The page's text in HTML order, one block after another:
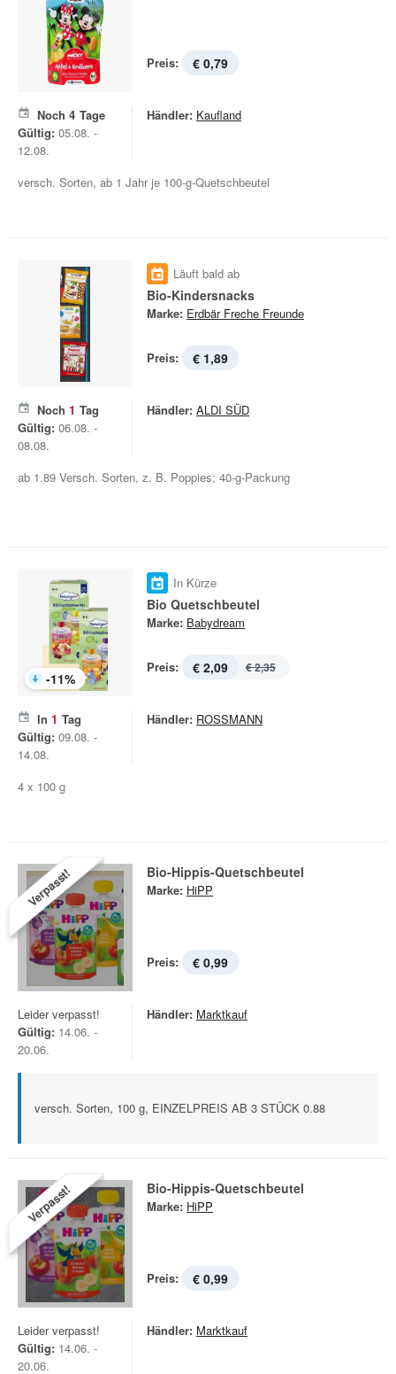
Preis: € 0,79
Noch 4 Tage
Gültig: 05.08. -
12.08.
Händler: Kaufland
versch. Sorten, ab 1 Jahr je 100-g-Quetschbeutel
Läuft bald ab
Bio-Kindersnacks
Marke: Erdbär Freche Freunde
Preis: € 1,89
Noch 1 Tag
Gültig: 06.08. -
08.08.
Händler: ALDI SÜD
ab 1.89 Versch. Sorten, z. B. Poppies; 40-g-Packung
-11%
In Kürze
Bio Quetschbeutel
Marke: Babydream
Preis: € 2,09 € 2,35
In 1 Tag
Gültig: 09.08. -
14.08.
Händler: ROSSMANN
4 x 100 g
Verpasst! Bio-Hippis-Quetschbeutel
Marke: HiPP
Preis: € 0,99
Leider verpasst!
Gültig: 14.06. -
20.06.
Händler: Marktkauf
versch. Sorten, 100 g, EINZELPREIS AB 3 STÜCK 0.88
Verpasst! Bio-Hippis-Quetschbeutel
Marke: HiPP
Preis: € 0,99
Leider verpasst!
Gültig: 14.06. -
20.06.
Händler: Marktkauf